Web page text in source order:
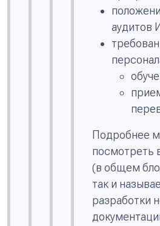
аудитов
Подробнее
посмотреть
(в общем
так и
разработки